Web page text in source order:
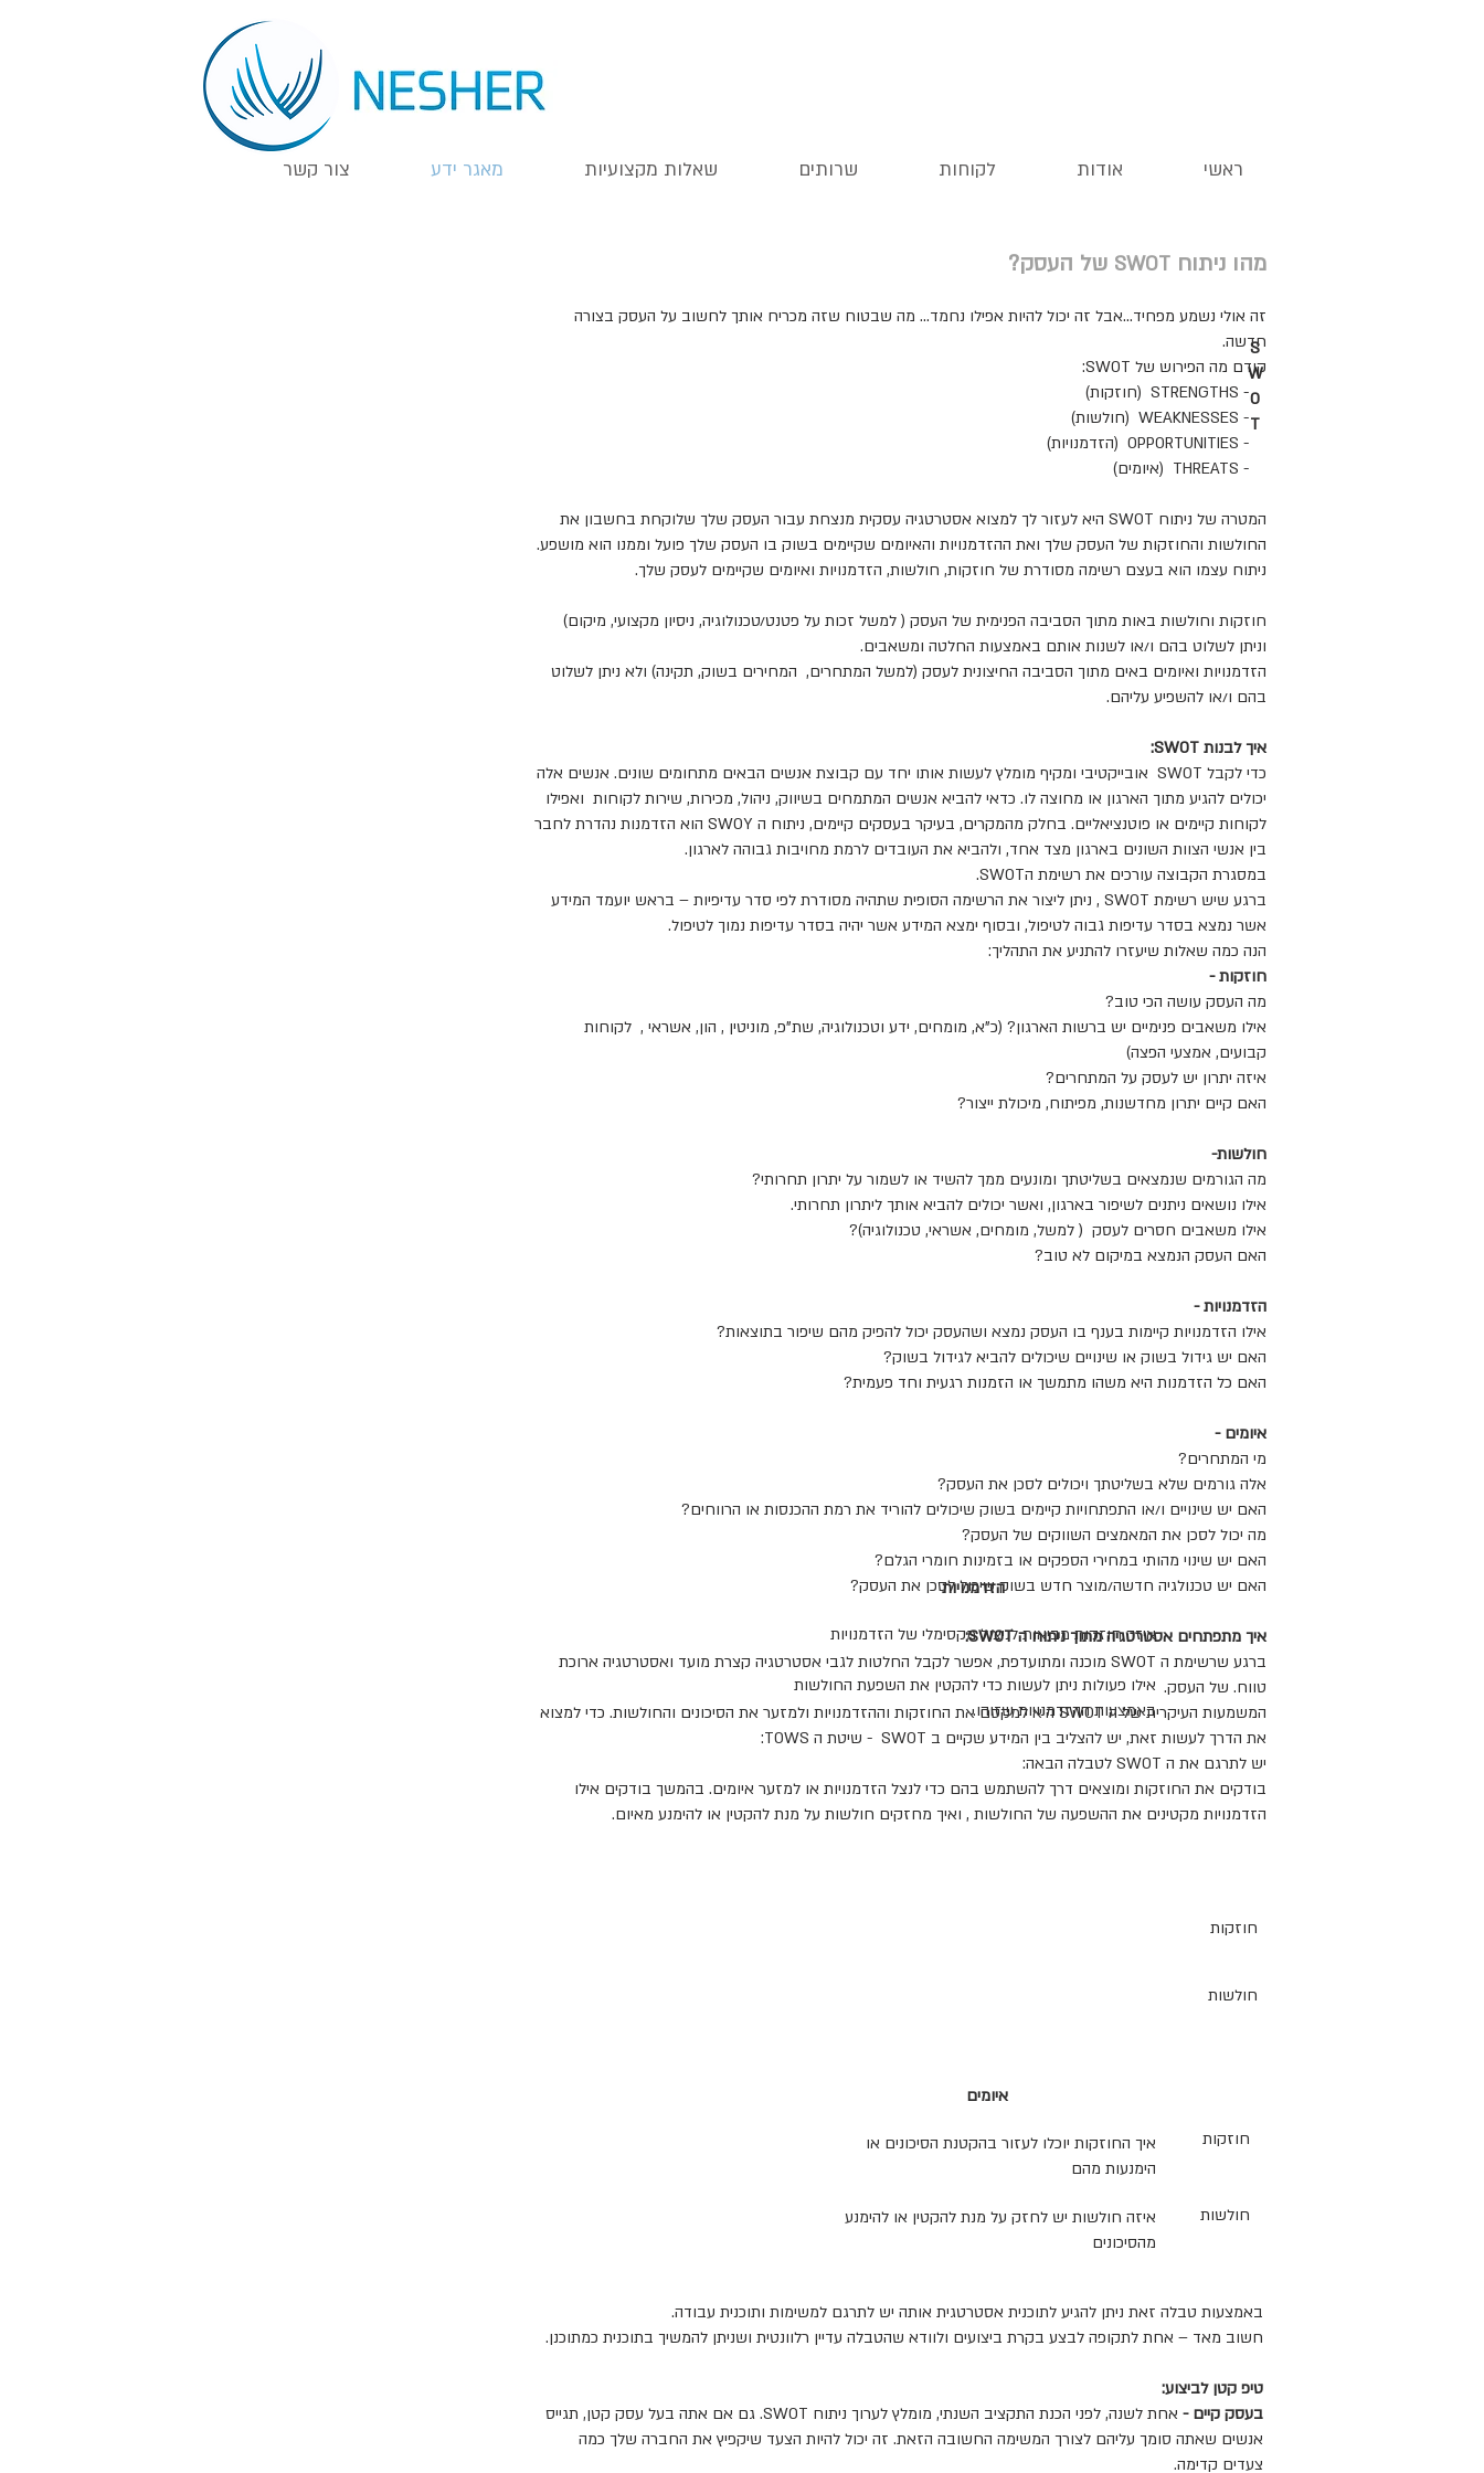
צור קשר מאגר ידע שאלות מקצועיות שרותים לקוחות אודות ראשי
מהו ניתוח SWOT של העסק?
זה אולי נשמע מפחיד...אבל זה יכול להיות אפילו נחמד... מה שבטוח שזה מכריח אותך לחשוב על העסק בצורה
חדשה.
קודם מה הפירוש של SWOT:
- STRENGTHS (חוזקות)
- WEAKNESSES (חולשות)
- OPPORTUNITIES (הזדמנויות)
- THREATS (איומים)
המטרה של ניתוח SWOT היא לעזור לך למצוא אסטרטגיה עסקית מנצחת עבור העסק שלך שלוקחת בחשבון את
החולשות והחוזקות של העסק שלך ואת ההזדמנויות והאיומים שקיימים בשוק בו העסק שלך פועל וממנו הוא מושפע.
ניתוח עצמו הוא בעצם רשימה מסודרת של חוזקות, חולשות, הזדמנויות ואיומים שקיימים לעסק שלך.
חוזקות וחולשות באות מתוך הסביבה הפנימית של העסק ( למשל זכות על פטנט/טכנולוגיה, ניסיון מקצועי, מיקום)
וניתן לשלוט בהם ו/או לשנות אותם באמצעות החלטה ומשאבים.
הזדמנויות ואיומים באים מתוך הסביבה החיצונית לעסק (למשל המתחרים, המחירים בשוק, תקינה) ולא ניתן לשלוט
בהם ו/או להשפיע עליהם.
איך לבנות SWOT:
כדי לקבל SWOT אובייקטיבי ומקיף מומלץ לעשות אותו יחד עם קבוצת אנשים הבאים מתחומים שונים. אנשים אלה
יכולים להגיע מתוך הארגון או מחוצה לו. כדאי להביא אנשים המתמחים בשיווק, ניהול, מכירות, שירות לקוחות ואפילו
לקוחות קיימים או פוטנציאליים. בחלק מהמקרים, בעיקר בעסקים קיימים, ניתוח ה SWOY הוא הזדמנות נהדרת לחבר
בין אנשי הצוות השונים בארגון מצד אחד, ולהביא את העובדים לרמת מחויבות גבוהה לארגון.
במסגרת הקבוצה עורכים את רשימת הSWOT.
ברגע שיש רשימת SWOT , ניתן ליצור את הרשימה הסופית שתהיה מסודרת לפי סדר עדיפיות – בראש יועמד המידע
אשר נמצא בסדר עדיפות גבוה לטיפול, ובסוף ימצא המידע אשר יהיה בסדר עדיפות נמוך לטיפול.
הנה כמה שאלות שיעזרו להתניע את התהליך:
חוזקות -
מה העסק עושה הכי טוב?
אילו משאבים פנימיים יש ברשות הארגון? (כ"א, מומחים, ידע וטכנולוגיה, שת"פ, מוניטין , הון, אשראי , לקוחות
קבועים, אמצעי הפצה)
איזה יתרון יש לעסק על המתחרים?
האם קיים יתרון מחדשנות, מפיתוח, מיכולת ייצור?
חולשות-
מה הגורמים שנמצאים בשליטתך ומונעים ממך להשיד או לשמור על יתרון תחרותי?
אילו נושאים ניתנים לשיפור בארגון, ואשר יכולים להביא אותך ליתרון תחרותי.
אילו משאבים חסרים לעסק ( למשל, מומחים, אשראי, טכנולוגיה)?
האם העסק הנמצא במיקום לא טוב?
הזדמנויות -
אילו הזדמנויות קיימות בענף בו העסק נמצא ושהעסק יכול להפיק מהם שיפור בתוצאות?
האם יש גידול בשוק או שינויים שיכולים להביא לגידול בשוק?
האם כל הזדמנות היא משהו מתמשך או הזמנות רגעית וחד פעמית?
איומים -
מי המתחרים?
אלה גורמים שלא בשליטתך ויכולים לסכן את העסק?
האם יש שינויים ו/או התפתחויות קיימים בשוק שיכולים להוריד את רמת ההכנסות או הרווחים?
מה יכול לסכן את המאמצים השווקים של העסק?
האם יש שינוי מהותי במחירי הספקים או בזמינות חומרי הגלם?
האם יש טכנולגיה חדשה/מוצר חדש בשוק שיכול לסכן את העסק?
איך מתפתחים אסטרטגיה מתוך ניתוח ה SWOT:
ברגע שרשימת ה SWOT מוכנה ומתועדפת, אפשר לקבל החלטות לגבי אסטרטגיה קצרת מועד ואסטרטגיה ארוכת
טווח. של העסק.
המשמעות העיקרית של ה SWOT היא למקסם את החוזקות וההזדמנויות ולמזער את הסיכונים והחולשות. כדי למצוא
את הדרך לעשות זאת, יש להצליב בין המידע שקיים ב SWOT - שיטת ה TOWS:
יש לתרגם את ה SWOT לטבלה הבאה:
בודקים את החוזקות ומוצאים דרך להשתמש בהם כדי לנצל הזדמנויות או למזער איומים. בהמשך בודקים אילו
הזדמנויות מקטינים את ההשפעה של החולשות , ואיך מחזקים חולשות על מנת להקטין או להימנע מאיום.
חוזקות
חולשות
S
W
O
T
הזדמנויות
איזה חוזקות מביאות לניצול מקסימלי של הזדמנויות
אילו פעולות ניתן לעשות כדי להקטין את השפעת החולשות
באמצעות ההזדמנויות שזוהו.
איומים
איך החוזקות יוכלו לעזור בהקטנת הסיכונים או
הימנעות מהם
איזה חולשות יש לחזק על מנת להקטין או להימנע
מהסיכונים
חוזקות
חולשות
באמצעות טבלה זאת ניתן להגיע לתוכנית אסטרטגית אותה יש לתרגם למשימות ותוכנית עבודה.
חשוב מאד – אחת לתקופה לבצע בקרת ביצועים ולוודא שהטבלה עדיין רלוונטית ושניתן להמשיך בתוכנית כמתוכנן.
טיפ קטן לביצוע:
בעסק קיים -
אחת לשנה, לפני הכנת התקציב השנתי, מומלץ לערוך ניתוח SWOT. גם אם אתה בעל עסק קטן, תגייס
אנשים שאתה סומך עליהם לצורך המשימה החשובה הזאת. זה יכול להיות הצעד שיקפיץ את החברה שלך כמה
צעדים קדימה.